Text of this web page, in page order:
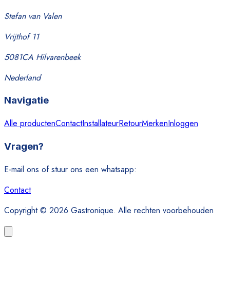
Stefan van Valen
Vrijthof 11
5081CA Hilvarenbeek
Nederland
Navigatie
Alle productenContactInstallateurRetourMerkenInloggen
Vragen?
E-mail ons of stuur ons een whatsapp:
Contact
Copyright © 2026 Gastronique. Alle rechten voorbehouden